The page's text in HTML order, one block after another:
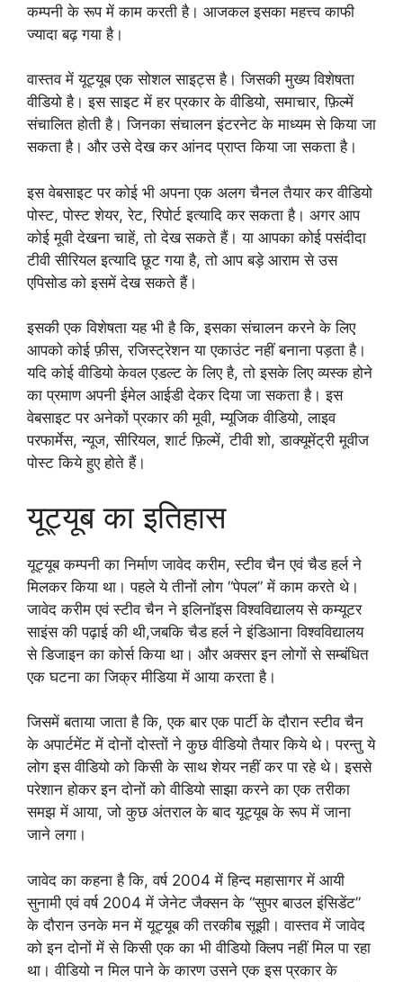
कम्पनी के रूप में काम करती है। आजकल इसका महत्त्व काफी
ज्यादा बढ़ गया है।
वास्तव में यूट्यूब एक सोशल साइट्स है। जिसकी मुख्य विशेषता
वीडियो है। इस साइट में हर प्रकार के वीडियो, समाचार, फ़िल्में
संचालित होती है। जिनका संचालन इंटरनेट के माध्यम से किया जा
सकता है। और उसे देख कर आंनद प्राप्त किया जा सकता है।
इस वेबसाइट पर कोई भी अपना एक अलग चैनल तैयार कर वीडियो
पोस्ट, पोस्ट शेयर, रेट, रिपोर्ट इत्यादि कर सकता है। अगर आप
कोई मूवी देखना चाहें, तो देख सकते हैं। या आपका कोई पसंदीदा
टीवी सीरियल इत्यादि छूट गया है, तो आप बड़े आराम से उस
एपिसोड को इसमें देख सकते हैं।
इसकी एक विशेषता यह भी है कि, इसका संचालन करने के लिए
आपको कोई फ़ीस, रजिस्ट्रेशन या एकाउंट नहीं बनाना पड़ता है।
यदि कोई वीडियो केवल एडल्ट के लिए है, तो इसके लिए व्यस्क होने
का प्रमाण अपनी ईमेल आईडी देकर दिया जा सकता है। इस
वेबसाइट पर अनेकों प्रकार की मूवी, म्यूजिक वीडियो, लाइव
परफार्मेस, न्यूज, सीरियल, शार्ट फ़िल्में, टीवी शो, डाक्यूमेंट्री मूवीज
पोस्ट किये हुए होते हैं।
यूट्यूब का इतिहास
यूट्यूब कम्पनी का निर्माण जावेद करीम, स्टीव चैन एवं चैड हर्ल ने
मिलकर किया था। पहले ये तीनों लोग “पेपल” में काम करते थे।
जावेद करीम एवं स्टीव चैन ने इलिनॉइस विश्वविद्यालय से कम्यूटर
साइंस की पढ़ाई की थी,जबकि चैड हर्ल ने इंडिआना विश्वविद्यालय
से डिजाइन का कोर्स किया था। और अक्सर इन लोगों से सम्बंधित
एक घटना का जिक्र मीडिया में आया करता है।
जिसमें बताया जाता है कि, एक बार एक पार्टी के दौरान स्टीव चैन
के अपार्टमेंट में दोनों दोस्तों ने कुछ वीडियो तैयार किये थे। परन्तु ये
लोग इस वीडियो को किसी के साथ शेयर नहीं कर पा रहे थे। इससे
परेशान होकर इन दोनों को वीडियो साझा करने का एक तरीका
समझ में आया, जो कुछ अंतराल के बाद यूट्यूब के रूप में जाना
जाने लगा।
जावेद का कहना है कि, वर्ष 2004 में हिन्द महासागर में आयी
सुनामी एवं वर्ष 2004 में जेनेट जैक्सन के “सुपर बाउल इंसिडेंट”
के दौरान उनके मन में यूट्यूब की तरकीब सूझी। वास्तव में जावेद
को इन दोनों में से किसी एक का भी वीडियो क्लिप नहीं मिल पा रहा
था। वीडियो न मिल पाने के कारण उसने एक इस प्रकार के